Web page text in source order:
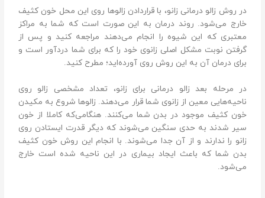
در روش زالو درمانی زانو، با قرار‌دادن زالو‌ها روی این محل خون کثیف
خارج می‌شود. روند درمان به این صورت است که شما به مراکز
معتبری که این شیوه را انجام می‌دهند مراجعه کنید و پس از
گرفتن نوبت مشکل اصلی زانوی خود را که برای شما درد‌آور است و
برای درمان آن به این روش روی آورده‌اید؛ مطرح کنید.
در مرحله بعد زالو درمانی برای زانو، تعداد مشخصی زالو روی
ناحیه‌هایی معین از زانوی شما قرار می‌دهند. زالو‌ها شروع به مکیدن
خون کثیف موجود در بدن شما می‌کنند. هنگامی‌که کاملا از خون
سیر شدند به حدی سنگین می‌شوند که دیگر قدرت ایستادن روی
زانو را ندارند و از آن جدا می‌شوند. با انجام این روش خون کثیف
بدن شما که باعث ایجاد بیماری در این ناحیه شده است خارج
می‌شود.